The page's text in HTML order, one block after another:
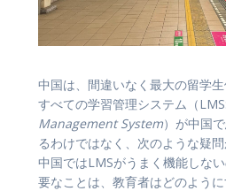
中国は、間違いなく最大の留学生
すべての学習管理システム（LMS:
Management System）が中国
るわけではなく、次のような疑
中国ではLMSがうまく機能しな
要なことは、教育者はどのよう